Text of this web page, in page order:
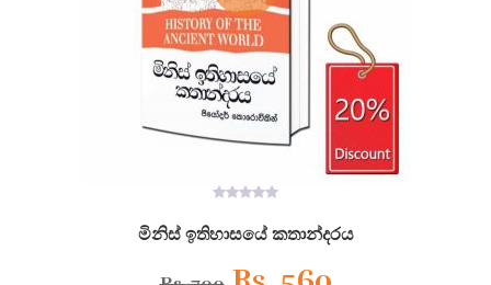
out
of
මිනිස් ඉතිහාසයේ කතාන්දරය